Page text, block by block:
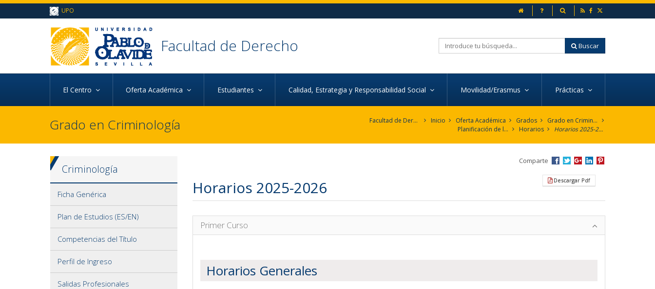
Ir al contenido principal de la página (alt + s)
Ir a la cabecera de la página (alt + c)
Ir al pie de la página (alt + p)
Ir al menú principal (alt + u)
UPO Preguntas frecuentes
Buscador
Facultad de Derecho Buscar
El Centro Oferta Académica Estudiantes Calidad, Estrategia y Responsabilidad Social Movilidad/Erasmus Prácticas
Grado en Criminología Facultad de Derecho Inicio Oferta Académica Grados
Grado en Criminología
Planificación de la Enseñanza
Horarios Horarios 2025-2026
Criminología
Ficha Genérica
Plan de Estudios (ES/EN)
Competencias del Título
Perfil de Ingreso
Salidas Profesionales
Comparte
Descargar Pdf
Horarios 2025-2026
Primer Curso
Horarios Generales